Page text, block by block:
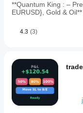
**Quantum King : –
EURUSD}, Gold &
4.3 (3)